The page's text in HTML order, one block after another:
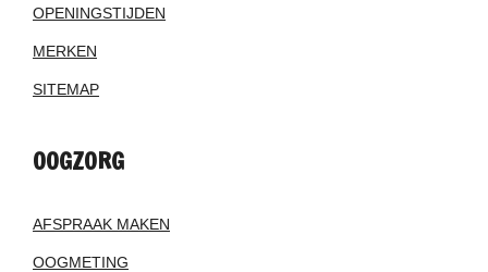
OPENINGSTIJDEN
MERKEN
SITEMAP
OOGZORG
AFSPRAAK MAKEN
OOGMETING